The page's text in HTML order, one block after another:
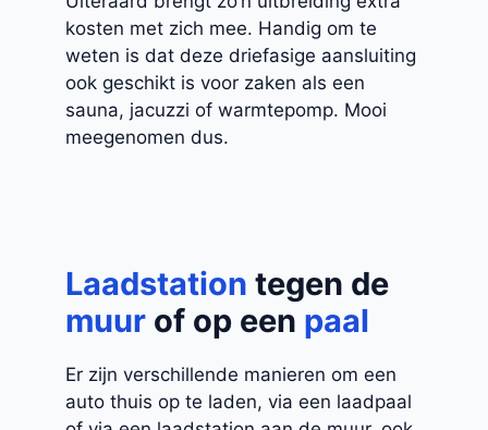
kosten met zich mee. Handig om te
weten is dat deze driefasige aansluiting
ook geschikt is voor zaken als een
sauna, jacuzzi of warmtepomp. Mooi
meegenomen dus.
Laadstation tegen de
muur of op een paal
Er zijn verschillende manieren om een
auto thuis op te laden, via een laadpaal